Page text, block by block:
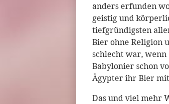
anders erfunden
geistig und
tiefgründigsten
Bier ohne Religion
schlecht war,
Babylonier schon
Ägypter ihr Bier
Das und viel mehr